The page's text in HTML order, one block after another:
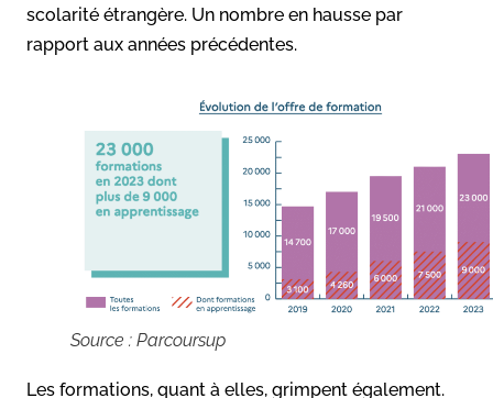
scolarité étrangère. Un nombre en hausse par
rapport aux années précédentes.
Source : Parcoursup
Les formations, quant à elles, grimpent également.